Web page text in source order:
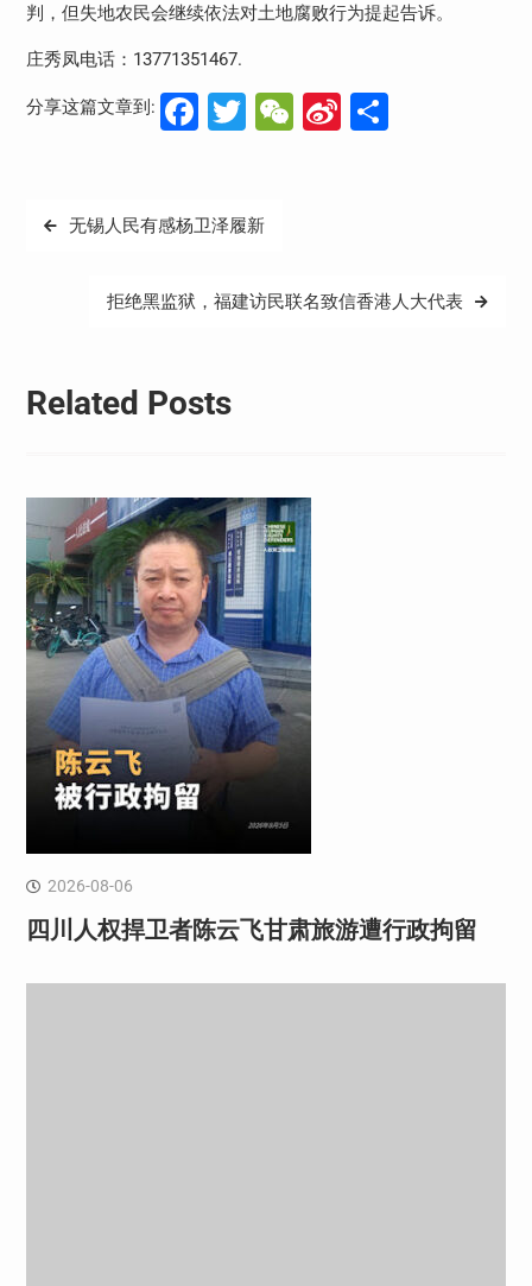
判，但失地农民会继续依法对土地腐败行为提起告诉。
庄秀凤电话：13771351467.
分享这篇文章到: Facebook
Twitter
WeChat
Sina分
文
无锡人民有感杨卫泽履新
拒绝黑监狱，福建访民联名致信香港人大代表
Related Posts
2026-08-06
四川人权捍卫者陈云飞甘肃旅游遭行政拘留